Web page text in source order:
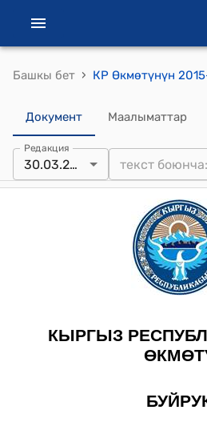
Башкы бет ›
Документ Маалыматтар
Редакция
30.03.2015